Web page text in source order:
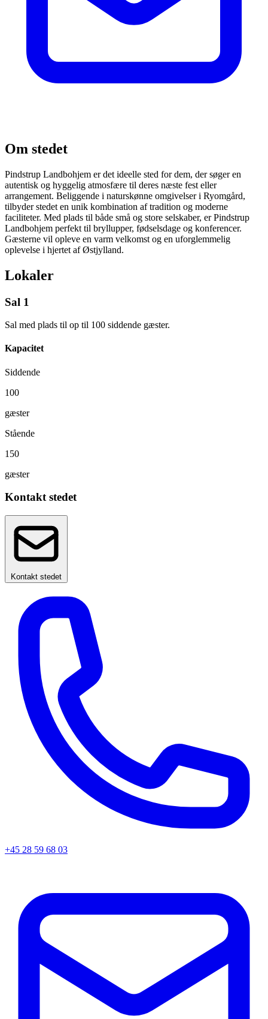
Om stedet
Pindstrup Landbohjem er det ideelle sted for dem, der søger en
autentisk og hyggelig atmosfære til deres næste fest eller
arrangement. Beliggende i naturskønne omgivelser i Ryomgård,
tilbyder stedet en unik kombination af tradition og moderne
faciliteter. Med plads til både små og store selskaber, er Pindstrup
Landbohjem perfekt til bryllupper, fødselsdage og konferencer.
Gæsterne vil opleve en varm velkomst og en uforglemmelig
oplevelse i hjertet af Østjylland.
Lokaler
Sal 1
Sal med plads til op til 100 siddende gæster.
Kapacitet
Siddende
100
gæster
Stående
150
gæster
Kontakt stedet
Kontakt stedet
+45 28 59 68 03